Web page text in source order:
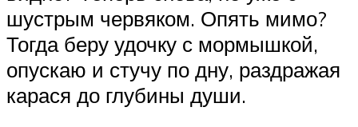
шустрым червяком. Опять мимо?
Тогда беру удочку с мормышкой,
опускаю и стучу по дну, раздражая
карася до глубины души.